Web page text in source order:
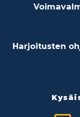
Harjoitusten